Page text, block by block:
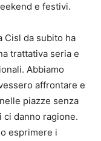
e festivi.
Cisl da subito ha
trattativa seria e
Abbiamo
affrontare e
piazze senza
ci danno ragione.
esprimere i